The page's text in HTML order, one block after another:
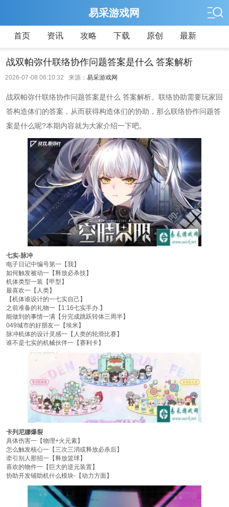
易采游戏网
首页 资讯 攻略 下载 原创 最新
战双帕弥什联络协作问题答案是什么 答案解析
2026-07-08 06:10:32 来源： 易采游戏网
战双帕弥什联络协作问题答案是什么 答案解析。联络协助需要玩家回
答构造体们的答案，从而获得构造体们的协助，那么联络协作问题答
案是什么呢?本期内容就为大家介绍一下吧。
七实-脉冲
电子日记中编号第一【我】
如何触发被动一【释放必杀技】
机体类型一装【甲型】
最喜欢一【人类】
【机体谁设计的一七实自己】
之前准备的礼物一【1:16七实手办.】
能做到的事情一满【分完成跳跃转体三周半】
049城市的好朋友一【埃米】
脉冲机体的设计灵感一【人类的轮滑比赛】
谁不是七实的机械伙伴一【赛利卡】
卡列尼娜爆裂
具体伤害一【物理+火元素】
怎么触发核心一【三次三消或释放必杀后】
牵引别人那招一【释放篮球】
喜欢的物件一【巨大的逆元装置】
协助开发铺助机什么模块-【动力方面】